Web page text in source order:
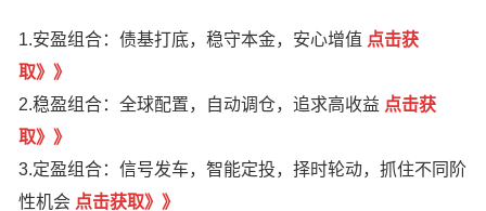
1.安盈组合：债基打底，稳守本金，安心增值 点击获
取》 》
2.稳盈组合：全球配置，自动调仓，追求高收益 点击获
取》》
3.定盈组合：信号发车，智能定投，择时轮动，抓住不同阶
性机会 点击获取》》